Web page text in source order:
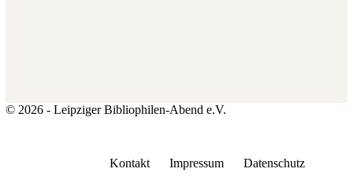
© 2026 - Leipziger Bibliophilen-Abend e.V.
Kontakt Impressum Datenschutz